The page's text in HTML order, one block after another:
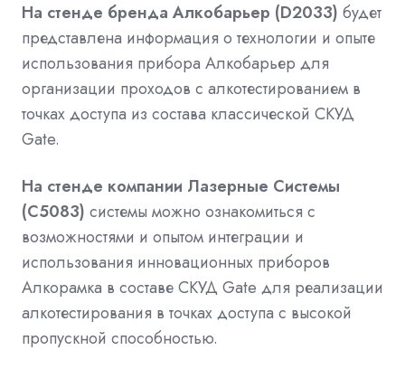
На стенде бренда Алкобарьер (D2033) будет
представлена информация о технологии и опыте
использования прибора Алкобарьер для
организации проходов с алкотестированием в
точках доступа из состава классической СКУД
Gate.
На стенде компании Лазерные Системы
(С5083) системы можно ознакомиться с
возможностями и опытом интеграции и
использования инновационных приборов
Алкорамка в составе СКУД Gate для реализации
алкотестирования в точках доступа с высокой
пропускной способностью.